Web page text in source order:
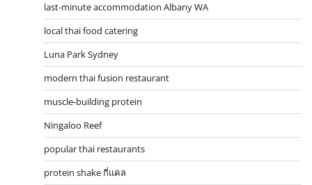
last-minute accommodation Albany WA
local thai food catering
Luna Park Sydney
modern thai fusion restaurant
muscle-building protein
Ningaloo Reef
popular thai restaurants
protein shake กี่แคล